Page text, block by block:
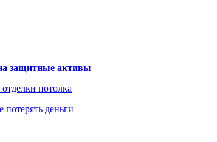
защитные активы
потолка
деньги